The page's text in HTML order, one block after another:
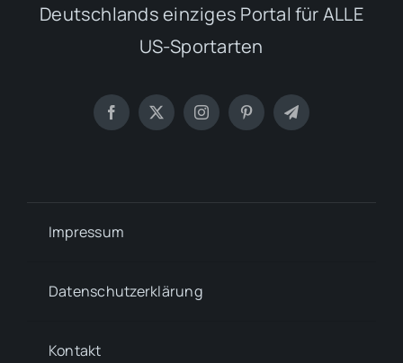
Deutschlands einziges Portal für ALLE
US-Sportarten
Impressum
Datenschutzerklärung
Kontakt